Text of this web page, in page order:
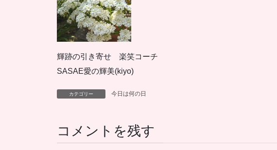
輝跡の引き寄せ 楽笑コーチ
SASAE愛の輝美(kiyo)
カテゴリー 今日は何の日
コメントを残す